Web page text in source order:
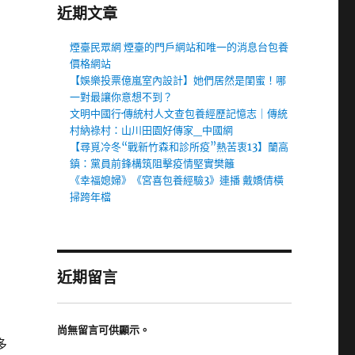
近期文章
煙臺民眾網 煙臺的門戶網站和唯一的消息台包養
價格網站
【娛樂投票億嵐室內設計】她們居然是閨蜜！哪
一對最讓你意想不到？
文明中國行·傳統村人文查包養經歷記憶志｜傳統
村納祿村：山川田園好傳家_中國網
【尋覓冷冬“戰新竹森和診所疫”熱苦衷13】蘭高
鎮：黨員前鋒構筑阻擊疫情堅實樊籬
《幸福媳婦》《宮喜包養經驗3》連播 戴嬌倩橫
掃跨年檔
近期留言
尚無留言可供顯示。